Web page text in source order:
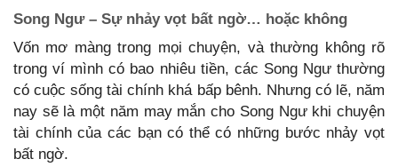
Song Ngư – Sự nhảy vọt bất ngờ… hoặc không
Vốn mơ màng trong mọi chuyện, và thường không rõ
trong ví mình có bao nhiêu tiền, các Song Ngư thường
có cuộc sống tài chính khá bấp bênh. Nhưng có lẽ, năm
nay sẽ là một năm may mắn cho Song Ngư khi chuyện
tài chính của các bạn có thể có những bước nhảy vọt
bất ngờ.